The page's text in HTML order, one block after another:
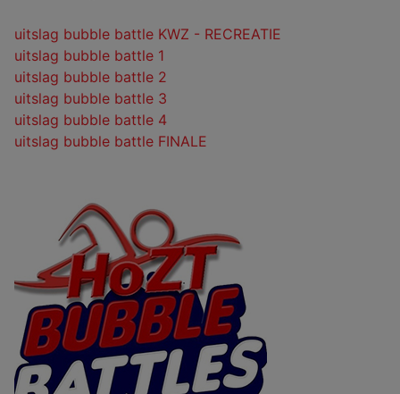
uitslag bubble battle KWZ - RECREATIE
uitslag bubble battle 1
uitslag bubble battle 2
uitslag bubble battle 3
uitslag bubble battle 4
uitslag bubble battle FINALE